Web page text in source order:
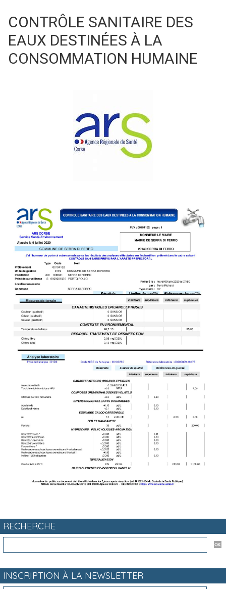
CONTRÔLE SANITAIRE DES
EAUX DESTINÉES À LA
CONSOMMATION HUMAINE
RECHERCHE
INSCRIPTION À LA NEWSLETTER